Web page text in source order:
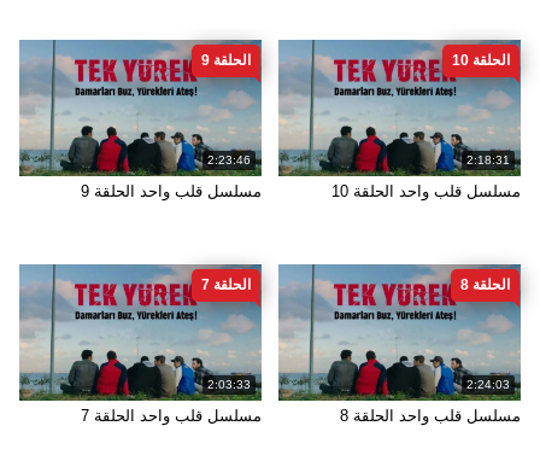
2:18:31
الحلقة 10
مسلسل قلب واحد الحلقة 10
2:23:46
الحلقة 9
مسلسل قلب واحد الحلقة 9
2:24:03
الحلقة 8
مسلسل قلب واحد الحلقة 8
2:03:33
الحلقة 7
مسلسل قلب واحد الحلقة 7